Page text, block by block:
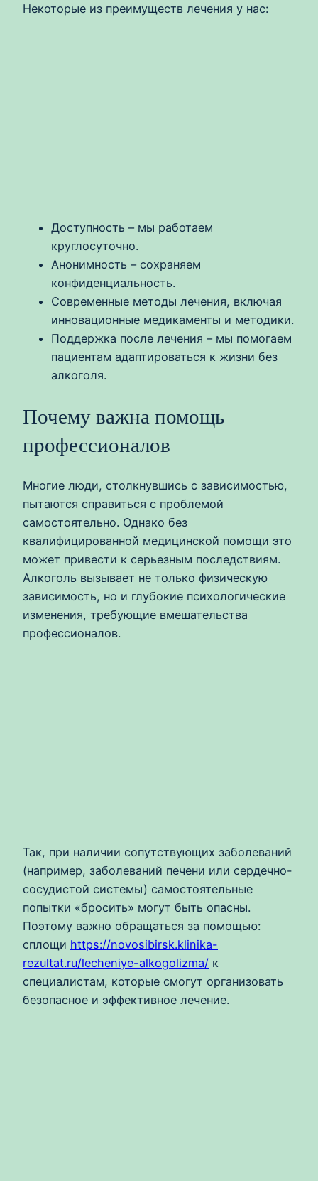
Некоторые из преимуществ лечения у нас:
Доступность – мы работаем
круглосуточно.
Анонимность – сохраняем
конфиденциальность.
Современные методы лечения, включая
инновационные медикаменты и методики.
Поддержка после лечения – мы помогаем
пациентам адаптироваться к жизни без
алкоголя.
Почему важна помощь
профессионалов
Многие люди, столкнувшись с зависимостью,
пытаются справиться с проблемой
самостоятельно. Однако без
квалифицированной медицинской помощи это
может привести к серьезным последствиям.
Алкоголь вызывает не только физическую
зависимость, но и глубокие психологические
изменения, требующие вмешательства
профессионалов.
Так, при наличии сопутствующих заболеваний
(например, заболеваний печени или сердечно-
сосудистой системы) самостоятельные
попытки «бросить» могут быть опасны.
Поэтому важно обращаться за помощью:
сплощи https://novosibirsk.klinika-
rezultat.ru/lecheniye-alkogolizma/ к
специалистам, которые смогут организовать
безопасное и эффективное лечение.